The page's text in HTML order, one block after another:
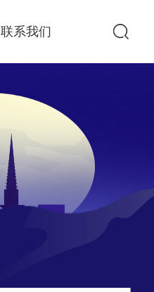
联系我们